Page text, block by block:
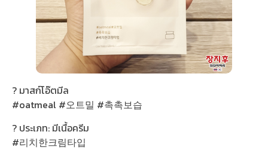
️? มาสก์โอ๊ตมีล
#oatmeal #오트밀 #촉촉보습
? ประเภท: มีเนื้อครีม
#리치한크림타입